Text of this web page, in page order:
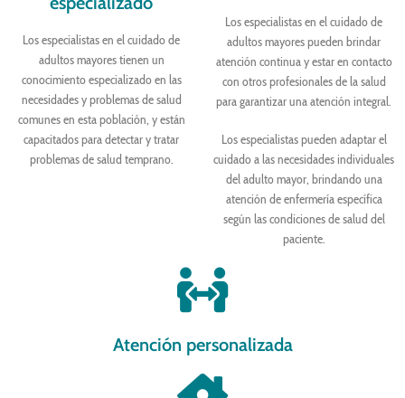
Los especialistas en el cuidado de
adultos mayores tienen un
conocimiento especializado en las
necesidades y problemas de salud
comunes en esta población, y están
capacitados para detectar y tratar
problemas de salud temprano.
Los especialistas en el cuidado de
adultos mayores pueden brindar
atención continua y estar en contacto
con otros profesionales de la salud
para garantizar una atención integral.
Los especialistas pueden adaptar el
cuidado a las necesidades individuales
del adulto mayor, brindando una
atención de enfermería específica
según las condiciones de salud del
paciente.
Atención personalizada